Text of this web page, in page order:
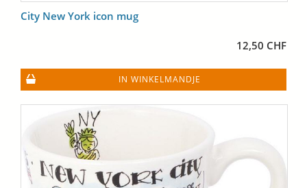
City New York icon mug
12,50 CHF
IN WINKELMANDJE